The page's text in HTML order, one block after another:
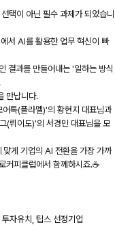
택이 아닌 필수 과제가 되었습니
서 AI를 활용한 업무 혁신이 빠
결과를 만들어내는 '일하는 방식
만납니다.
톡(플라멜)'의 황현지 대표님과
(뤼이도)'의 서경민 대표님을 모
게 기업의 AI 전환을 가장 가까
커피클럽에서 함께하시죠.☕️
자유치, 팁스 선정기업